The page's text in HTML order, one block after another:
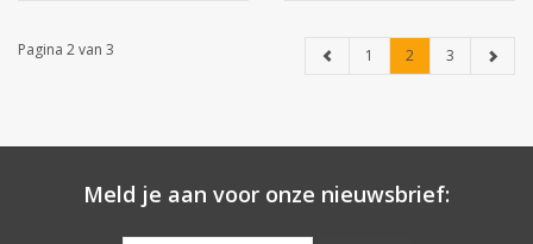
Pagina 2 van 3 1 2 3
Meld je aan voor onze nieuwsbrief: